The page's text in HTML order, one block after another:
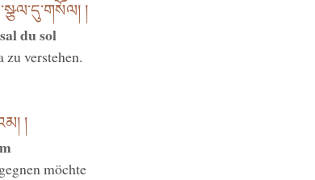
།
du sol
zu verstehen.
།
möchte